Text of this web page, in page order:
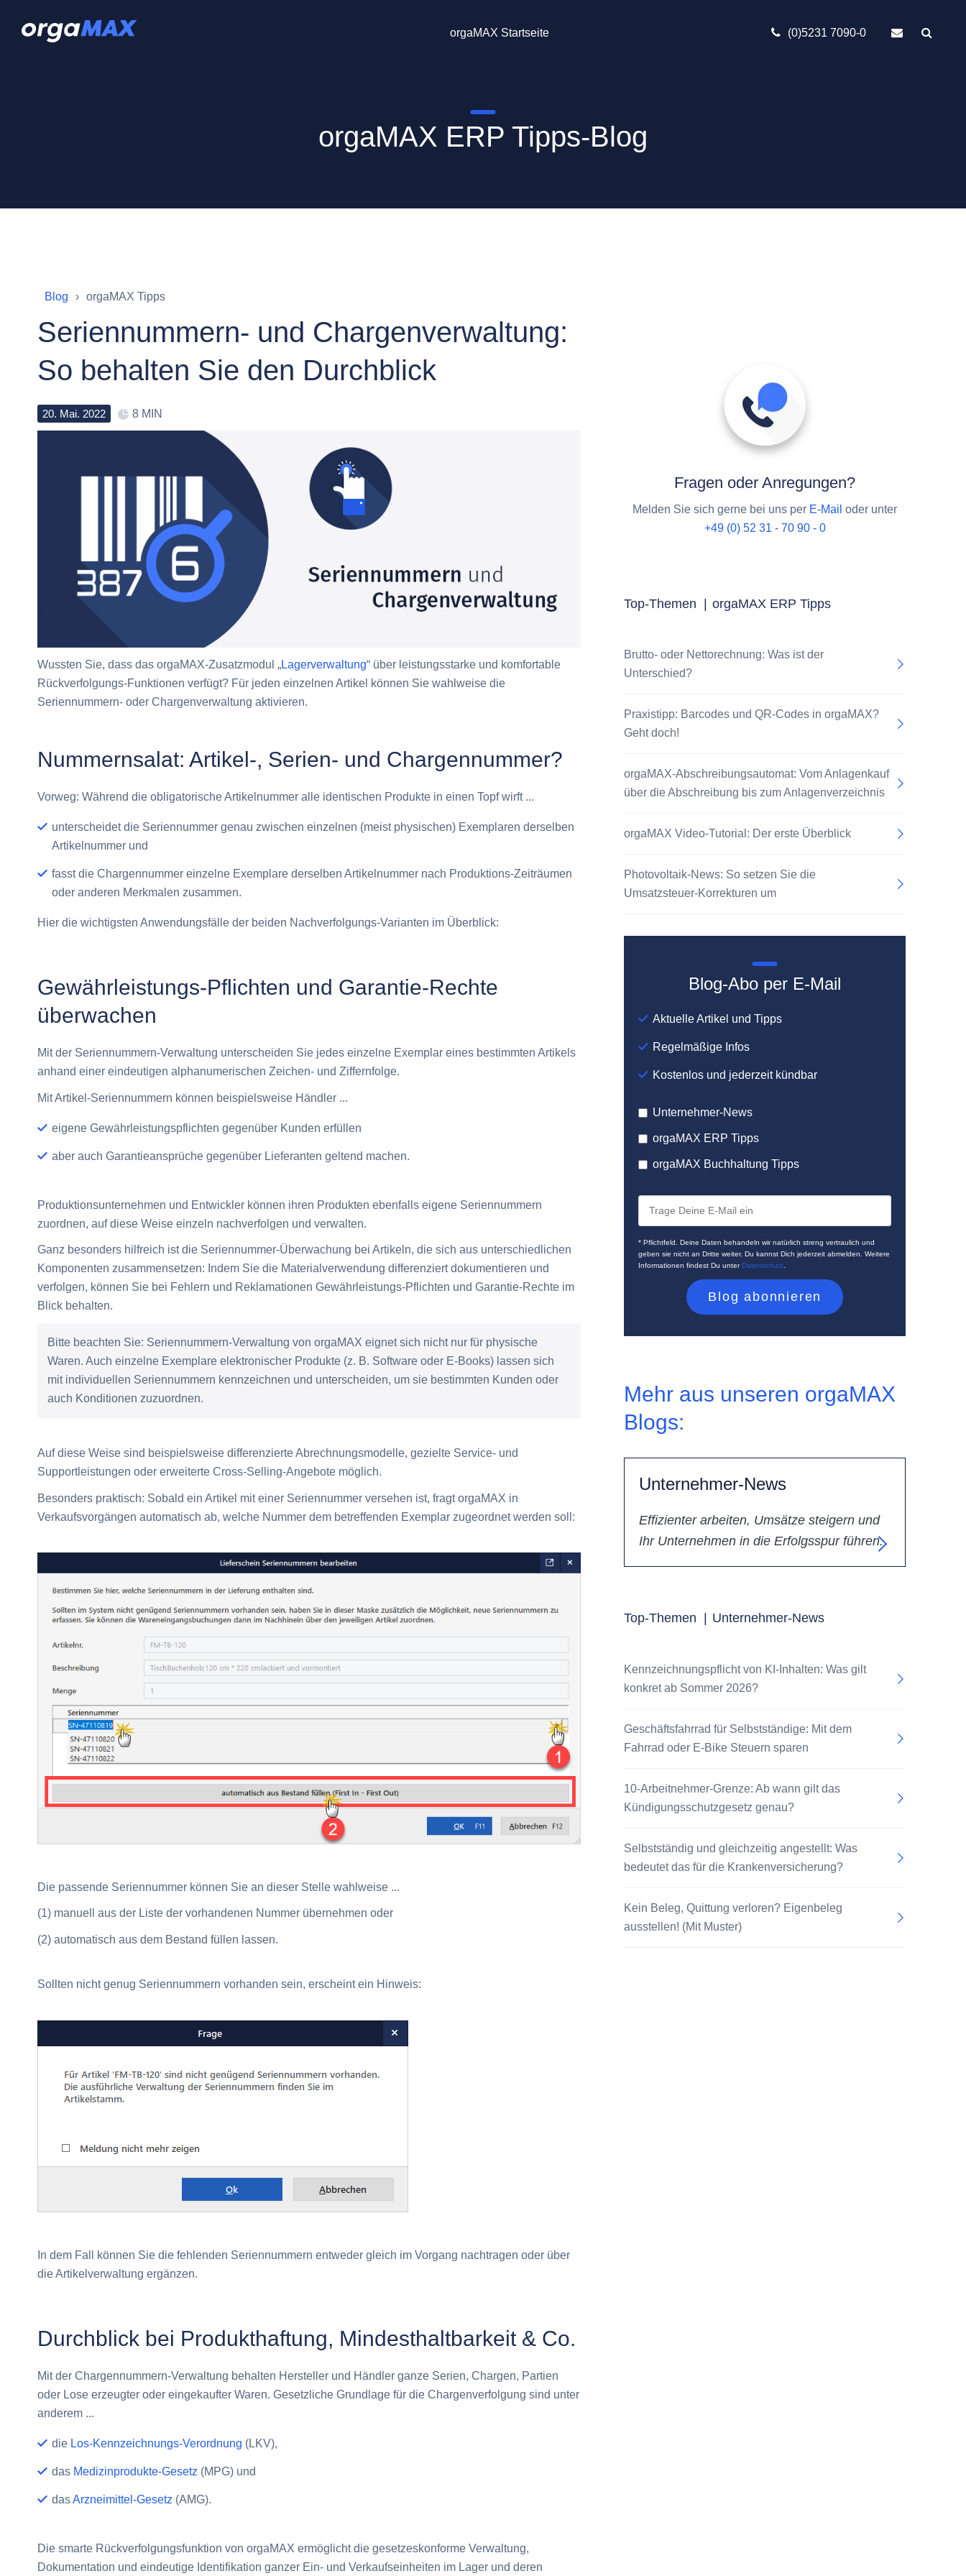
orgaMAX Startseite (0)5231 7090-0
orgaMAX ERP Tipps-Blog
Blog orgaMAX Tipps
Seriennummern- und Chargenverwaltung:
So behalten Sie den Durchblick
20. Mai. 2022 8 MIN
Wussten Sie, dass das orgaMAX-Zusatzmodul „Lagerverwaltung“ über leistungsstarke und komfortable
Rückverfolgungs-Funktionen verfügt? Für jeden einzelnen Artikel können Sie wahlweise die
Seriennummern- oder Chargenverwaltung aktivieren.
Nummernsalat: Artikel-, Serien- und Chargennummer?
Vorweg: Während die obligatorische Artikelnummer alle identischen Produkte in einen Topf wirft ...
unterscheidet die Seriennummer genau zwischen einzelnen (meist physischen) Exemplaren derselben
Artikelnummer und
fasst die Chargennummer einzelne Exemplare derselben Artikelnummer nach Produktions-Zeiträumen
oder anderen Merkmalen zusammen.
Hier die wichtigsten Anwendungsfälle der beiden Nachverfolgungs-Varianten im Überblick:
Gewährleistungs-Pflichten und Garantie-Rechte
überwachen
Mit der Seriennummern-Verwaltung unterscheiden Sie jedes einzelne Exemplar eines bestimmten Artikels
anhand einer eindeutigen alphanumerischen Zeichen- und Ziffernfolge.
Mit Artikel-Seriennummern können beispielsweise Händler ...
eigene Gewährleistungspflichten gegenüber Kunden erfüllen
aber auch Garantieansprüche gegenüber Lieferanten geltend machen.
Produktionsunternehmen und Entwickler können ihren Produkten ebenfalls eigene Seriennummern
zuordnen, auf diese Weise einzeln nachverfolgen und verwalten.
Ganz besonders hilfreich ist die Seriennummer-Überwachung bei Artikeln, die sich aus unterschiedlichen
Komponenten zusammensetzen: Indem Sie die Materialverwendung differenziert dokumentieren und
verfolgen, können Sie bei Fehlern und Reklamationen Gewährleistungs-Pflichten und Garantie-Rechte im
Blick behalten.
Bitte beachten Sie: Seriennummern-Verwaltung von orgaMAX eignet sich nicht nur für physische
Waren. Auch einzelne Exemplare elektronischer Produkte (z. B. Software oder E-Books) lassen sich
mit individuellen Seriennummern kennzeichnen und unterscheiden, um sie bestimmten Kunden oder
auch Konditionen zuzuordnen.
Auf diese Weise sind beispielsweise differenzierte Abrechnungsmodelle, gezielte Service- und
Supportleistungen oder erweiterte Cross-Selling-Angebote möglich.
Besonders praktisch: Sobald ein Artikel mit einer Seriennummer versehen ist, fragt orgaMAX in
Verkaufsvorgängen automatisch ab, welche Nummer dem betreffenden Exemplar zugeordnet werden soll:
Die passende Seriennummer können Sie an dieser Stelle wahlweise ...
(1) manuell aus der Liste der vorhandenen Nummer übernehmen oder
(2) automatisch aus dem Bestand füllen lassen.
Sollten nicht genug Seriennummern vorhanden sein, erscheint ein Hinweis:
In dem Fall können Sie die fehlenden Seriennummern entweder gleich im Vorgang nachtragen oder über
die Artikelverwaltung ergänzen.
Durchblick bei Produkthaftung, Mindesthaltbarkeit & Co.
Mit der Chargennummern-Verwaltung behalten Hersteller und Händler ganze Serien, Chargen, Partien
oder Lose erzeugter oder eingekaufter Waren. Gesetzliche Grundlage für die Chargenverfolgung sind unter
anderem ...
die Los-Kennzeichnungs-Verordnung (LKV),
das Medizinprodukte-Gesetz (MPG) und
dasArzneimittel-Gesetz (AMG).
Die smarte Rückverfolgungsfunktion von orgaMAX ermöglicht die gesetzeskonforme Verwaltung,
Dokumentation und eindeutige Identifikation ganzer Ein- und Verkaufseinheiten im Lager und deren
Fragen oder Anregungen?
Melden Sie sich gerne bei uns per E-Mail oder unter
+49 (0) 52 31 - 70 90 - 0
Top-Themen | orgaMAX ERP Tipps
Brutto- oder Nettorechnung: Was ist der
Unterschied?
Praxistipp: Barcodes und QR-Codes in orgaMAX?
Geht doch!
orgaMAX-Abschreibungsautomat: Vom Anlagenkauf
über die Abschreibung bis zum Anlagenverzeichnis
orgaMAX Video-Tutorial: Der erste Überblick
Photovoltaik-News: So setzen Sie die
Umsatzsteuer-Korrekturen um
Blog-Abo per E-Mail
Aktuelle Artikel und Tipps
Regelmäßige Infos
Kostenlos und jederzeit kündbar
Unternehmer-News
orgaMAX ERP Tipps
orgaMAX Buchhaltung Tipps
* Pflichtfeld. Deine Daten behandeln wir natürlich streng vertraulich und
geben sie nicht an Dritte weiter. Du kannst Dich jederzeit abmelden. Weitere
Informationen findest Du unterDatenschutz
Mehr aus unseren orgaMAX
Blogs:
Unternehmer-News
Effizienter arbeiten, Umsätze steigern und
Ihr Unternehmen in die Erfolgsspur führen.
Top-Themen Unternehmer-News
Kennzeichnungspflicht von KI-Inhalten: Was gilt
konkret ab Sommer 2026?
Geschäftsfahrrad für Selbstständige: Mit dem
Fahrrad oder E-Bike Steuern sparen
10-Arbeitnehmer-Grenze: Ab wann gilt das
Kündigungsschutzgesetz genau?
Selbstständig und gleichzeitig angestellt: Was
bedeutet das für die Krankenversicherung?
Kein Beleg, Quittung verloren? Eigenbeleg
ausstellen! (Mit Muster)